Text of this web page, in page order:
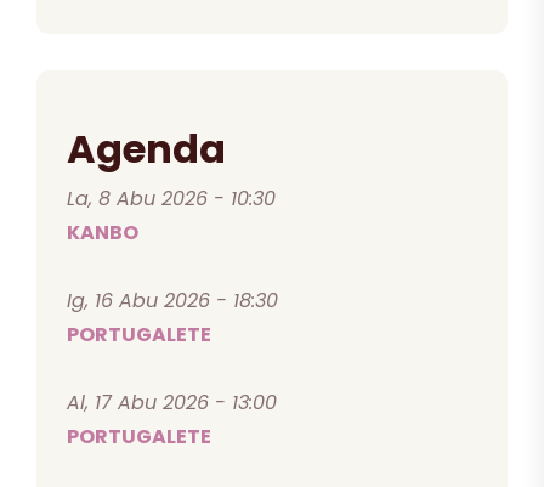
Agenda
La, 8 Abu 2026 - 10:30
KANBO
Ig, 16 Abu 2026 - 18:30
PORTUGALETE
Al, 17 Abu 2026 - 13:00
PORTUGALETE